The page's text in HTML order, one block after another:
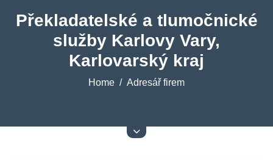
Překladatelské a tlumočnické
služby Karlovy Vary,
Karlovarský kraj
Home Adresář firem